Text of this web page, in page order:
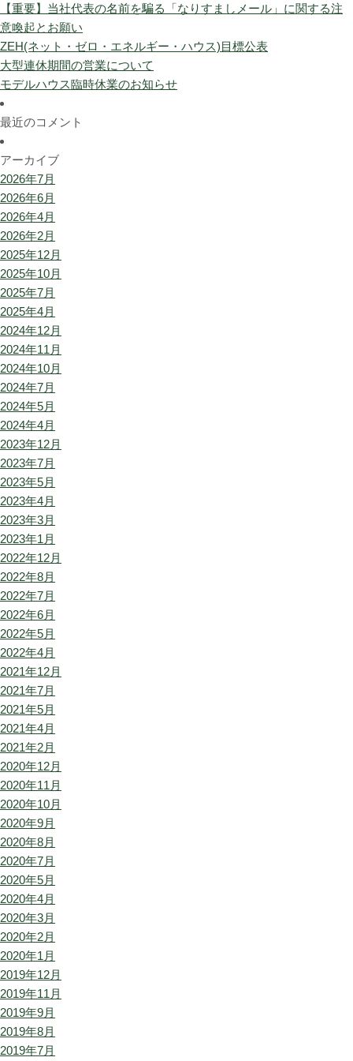
【重要】当社代表の名前を騙る「なりすましメール」に関する注
意喚起とお願い
ZEH(ネット・ゼロ・エネルギー・ハウス)目標公表
大型連休期間の営業について
モデルハウス臨時休業のお知らせ
最近のコメント
アーカイブ
2026年7月
2026年6月
2026年4月
2026年2月
2025年12月
2025年10月
2025年7月
2025年4月
2024年12月
2024年11月
2024年10月
2024年7月
2024年5月
2024年4月
2023年12月
2023年7月
2023年5月
2023年4月
2023年3月
2023年1月
2022年12月
2022年8月
2022年7月
2022年6月
2022年5月
2022年4月
2021年12月
2021年7月
2021年5月
2021年4月
2021年2月
2020年12月
2020年11月
2020年10月
2020年9月
2020年8月
2020年7月
2020年5月
2020年4月
2020年3月
2020年2月
2020年1月
2019年12月
2019年11月
2019年9月
2019年8月
2019年7月